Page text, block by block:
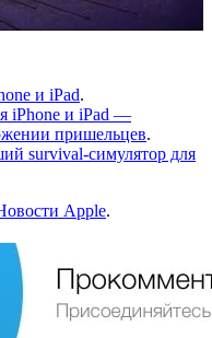
и iPad.
iPhone и iPad —
пришельцев.
survival-симулятор для
Apple.